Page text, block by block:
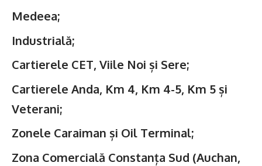
Medeea;
Industrială;
Cartierele CET, Viile Noi și Sere;
Cartierele Anda, Km 4, Km 4-5, Km 5 și
Veterani;
Zonele Caraiman și Oil Terminal;
Zona Comercială Constanța Sud (Auchan,